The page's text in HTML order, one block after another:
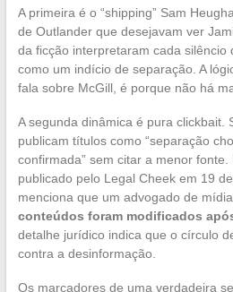
A primeira é o “shipping” Sam
de Outlander que desejavam ver
da ficção interpretaram cada silêncio
como um indício de separação. A
fala sobre McGill, é porque não há
A segunda dinâmica é pura clickbait.
publicam títulos como “separação
confirmada” sem citar a menor
publicado pelo Legal Cheek em 19
menciona que um advogado de
conteúdos foram modificados
detalhe jurídico indica que o círculo
contra a desinformação.
Os marcadores de uma verdadeira